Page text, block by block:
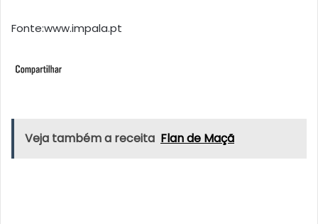
Fonte:www.impala.pt
Veja também a receita Flan de Maçã